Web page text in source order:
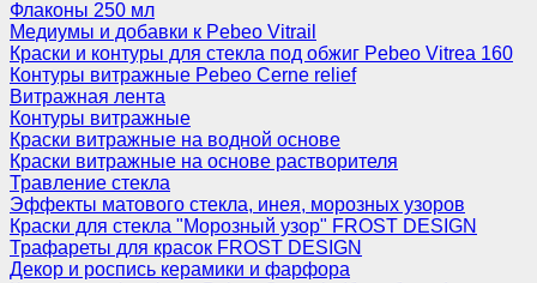
Флаконы 250 мл
Медиумы и добавки к Pebeo Vitrail
Краски и контуры для стекла под обжиг Pebeo Vitrea 160
Контуры витражные Pebeo Cerne relief
Витражная лента
Контуры витражные
Краски витражные на водной основе
Краски витражные на основе растворителя
Травление стекла
Эффекты матового стекла, инея, морозных узоров
Краски для стекла "Морозный узор" FROST DESIGN
Трафареты для красок FROST DESIGN
Декор и роспись керамики и фарфора